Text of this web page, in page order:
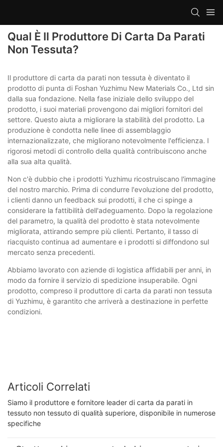
Qual È Il Produttore Di Carta Da Parati
Non Tessuta?
Il produttore di carta da parati non tessuta è diventato il
prodotto di punta di Foshan Yuzhimu New Materials Co., Ltd sin
dalla sua fondazione. Nella fase iniziale dello sviluppo del
prodotto, i suoi materiali provengono dai migliori fornitori del
settore. Questo aiuta a migliorare la stabilità del prodotto. La
produzione è condotta nelle linee di assemblaggio
internazionalizzate, che migliorano notevolmente l'efficienza. I
rigorosi metodi di controllo della qualità contribuiscono anche
alla sua alta qualità.
Non c'è dubbio che i prodotti Yuzhimu ricostruiscano l'immagine
del nostro marchio. Prima di condurre l'evoluzione del prodotto,
i clienti danno un feedback sui prodotti, il che ci spinge a
considerare la fattibilità dell'adeguamento. Dopo la regolazione
del parametro, la qualità del prodotto è stata notevolmente
migliorata, attirando sempre più clienti. Pertanto, il tasso di
riacquisto continua ad aumentare e i prodotti si diffondono sul
mercato senza precedenti.
Abbiamo lavorato con aziende di logistica affidabili per anni, in
modo da fornire il servizio di spedizione insuperabile. Ogni
prodotto, compreso il produttore di carta da parati non tessuta
di Yuzhimu, è garantito che arriverà a destinazione in perfette
condizioni.
Articoli Correlati
Siamo il produttore e fornitore leader di carta da parati in
tessuto non tessuto di qualità superiore, disponibile in numerose
specifiche